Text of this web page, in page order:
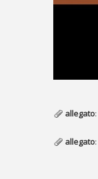
allegato:
allegato: